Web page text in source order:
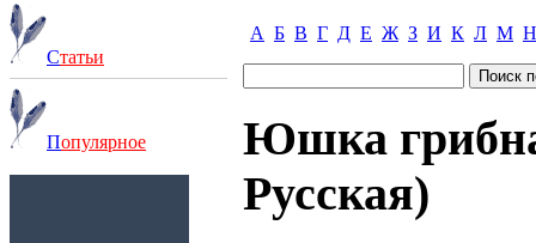
Статьи
Популярное
А Б В Г Д Е Ж З И К Л М Н
Юшка
Русская)